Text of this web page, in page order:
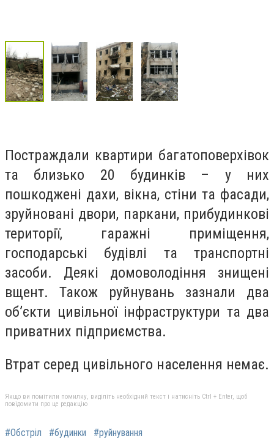
Постраждали квартири багатоповерхівок
та близько 20 будинків – у них
пошкоджені дахи, вікна, стіни та фасади,
зруйновані двори, паркани, прибудинкові
території, гаражні приміщення,
господарські будівлі та транспортні
засоби. Деякі домоволодіння знищені
вщент. Також руйнувань зазнали два
об’єкти цивільної інфраструктури та два
приватних підприємства.
Втрат серед цивільного населення немає.
Якщо ви помітили помилку, виділіть необхідний текст і натисніть Ctrl + Enter, щоб
повідомити про це редакцію
#Обстріл #будинки #руйнування